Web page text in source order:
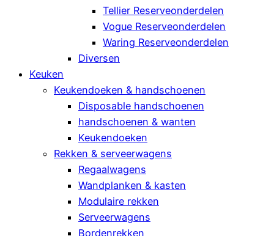
Tellier Reserveonderdelen
Vogue Reserveonderdelen
Waring Reserveonderdelen
Diversen
Keuken
Keukendoeken & handschoenen
Disposable handschoenen
handschoenen & wanten
Keukendoeken
Rekken & serveerwagens
Regaalwagens
Wandplanken & kasten
Modulaire rekken
Serveerwagens
Bordenrekken